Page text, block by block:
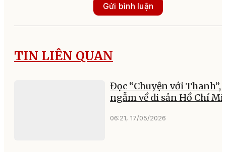
Gửi bình luận
TIN LIÊN QUAN
Đọc “Chuyện với Thanh”,
ngẫm về di sản Hồ Chí
06:21, 17/05/2026